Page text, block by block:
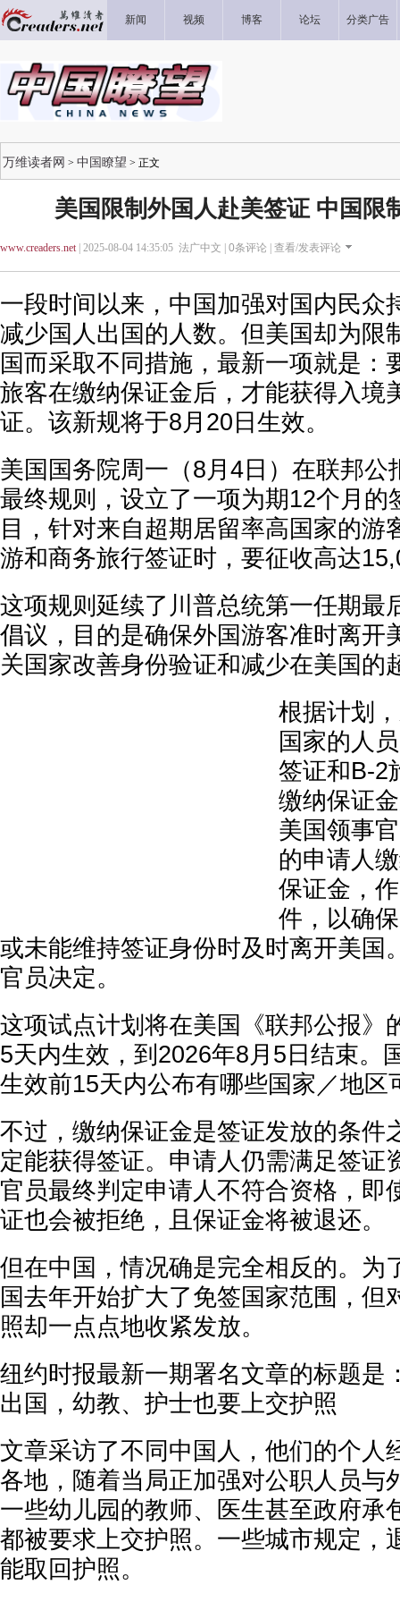
新闻 视频 博客 论坛 分类广告
万维读者网 > 中国瞭望 > 正文
美国限制外国人赴美签证 中国限
www.creaders.net| 2025-08-04 14:35:05 法广中文 | 0条评论 | 查看/发表评论
一段时间以来，中国加强对国内民众
减少国人出国的人数。但美国却为限
国而采取不同措施，最新一项就是：
旅客在缴纳保证金后，才能获得入境
证。该新规将于8月20日生效。
美国国务院周一（8月4日）在联邦公
最终规则，设立了一项为期12个月的
目，针对来自超期居留率高国家的游
游和商务旅行签证时，要征收高达
这项规则延续了川普总统第一任期最
倡议，目的是确保外国游客准时离开
关国家改善身份验证和减少在美国的
根据计划
国家的人
签证和B-2
缴纳保证
美国领事
的申请人
保证金，
件，以确
或未能维持签证身份时及时离开美国
官员决定。
这项试点计划将在美国《联邦公报》
5天内生效，到2026年8月5日结束。
生效前15天内公布有哪些国家／地区
不过，缴纳保证金是签证发放的条件
定能获得签证。申请人仍需满足签证
官员最终判定申请人不符合资格，即
证也会被拒绝，且保证金将被退还。
但在中国，情况确是完全相反的。为
国去年开始扩大了免签国家范围，但
照却一点点地收紧发放。
纽约时报最新一期署名文章的标题是
出国，幼教、护士也要上交护照
文章采访了不同中国人，他们的个人
各地，随着当局正加强对公职人员与
一些幼儿园的教师、医生甚至政府承
都被要求上交护照。一些城市规定，
能取回护照。